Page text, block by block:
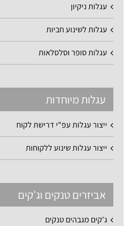
עגלות ניקיון
עגלות לשינוע חביות
עגלות סופר וסלסלאות
עגלות מיוחדות
ייצור עגלות עפ"י דרישת לקוח
ייצור עגלות שינוע ללקוחות
אביזרים טנקים וג'קים
ג'קים מגבהים טנקים